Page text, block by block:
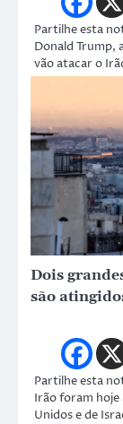
Partilhe esta
Donald Trump,
vão atacar o
Dois
são
Partilhe esta
Irão foram hoje
Unidos e de